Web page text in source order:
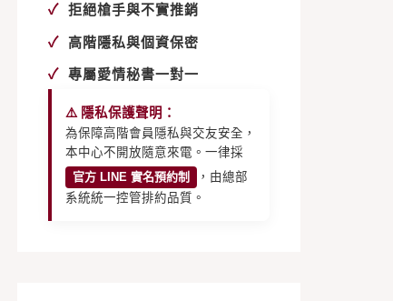
✓ 拒絕槍手與不實推銷
✓ 高階隱私與個資保密
✓ 專屬愛情秘書一對一
⚠️ 隱私保護聲明：
為保障高階會員隱私與交友安全，
本中心不開放隨意來電。一律採
官方 LINE 實名預約制
，由總部
系統統一控管排約品質。